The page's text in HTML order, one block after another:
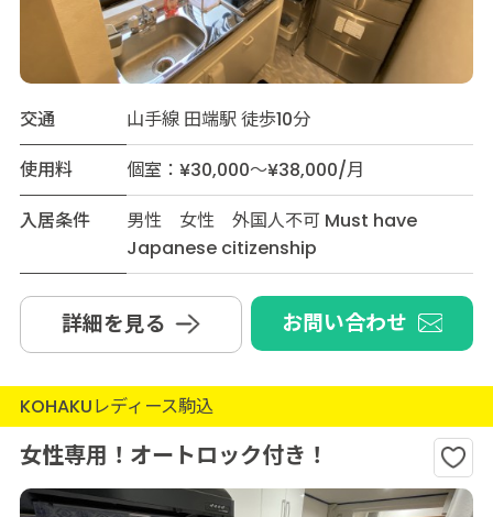
交通
山手線 田端駅 徒歩10分
使用料
個室：¥30,000～¥38,000/月
入居条件
男性 女性 外国人不可 Must have
Japanese citizenship
詳細を見る お問い合わせ
KOHAKUレディース駒込
女性専用！オートロック付き！